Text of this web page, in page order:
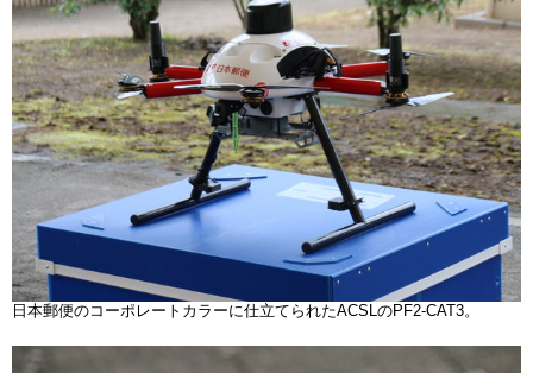
日本郵便のコーポレートカラーに仕立てられたACSLのPF2-CAT3。